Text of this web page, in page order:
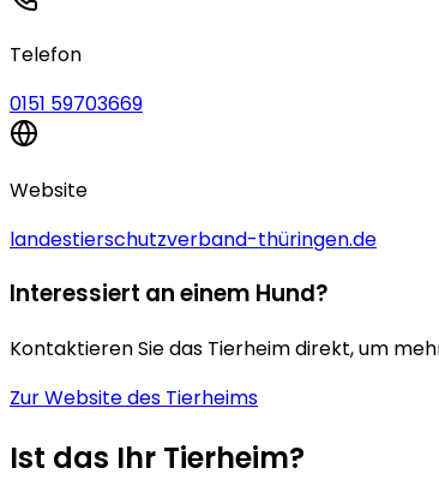
Telefon
0151 59703669
Website
landestierschutzverband-thüringen.de
Interessiert an einem Hund?
Kontaktieren Sie das Tierheim direkt, um
Zur Website des Tierheims
Ist das Ihr Tierheim?